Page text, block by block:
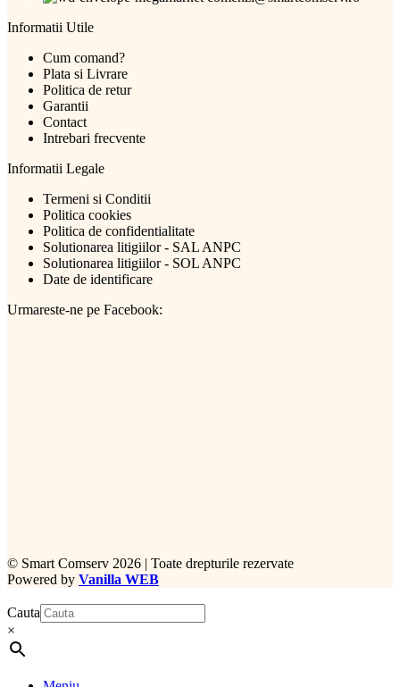
Informatii Utile
Cum comand?
Plata si Livrare
Politica de retur
Garantii
Contact
Intrebari frecvente
Informatii Legale
Termeni si Conditii
Politica cookies
Politica de confidentialitate
Solutionarea litigiilor - SAL ANPC
Solutionarea litigiilor - SOL ANPC
Date de identificare
Urmareste-ne pe Facebook:
© Smart Comserv 2026 | Toate drepturile rezervate
Powered by Vanilla WEB
Cauta
×